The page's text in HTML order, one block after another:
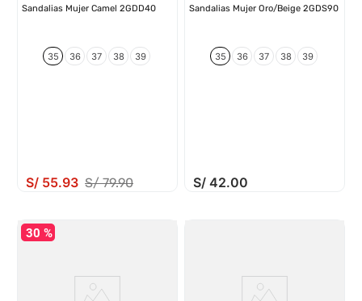
Sandalias Mujer Camel 2GDD40
35 36 37 38 39
S/ 55.93 S/ 79.90
Sandalias Mujer Oro/Beige 2GDS90
35 36 37 38 39
S/ 42.00
30 %